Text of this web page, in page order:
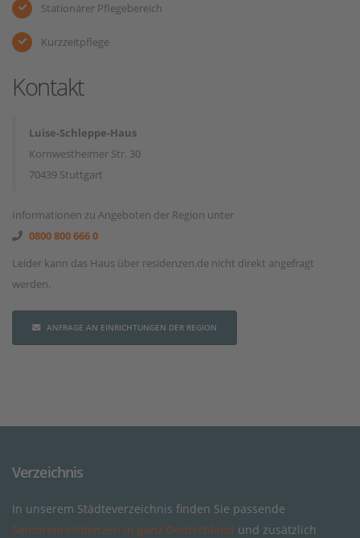
Stationärer Pflegebereich
Kurzzeitpflege
Kontakt
Luise-Schleppe-Haus
Kornwestheimer Str. 30
70439 Stuttgart
Informationen zu Angeboten der Region unter
0800 800 666 0
Leider kann das Haus über residenzen.de nicht direkt angefragt
werden.
ANFRAGE AN EINRICHTUNGEN DER REGION
Verzeichnis
In unserem Städteverzeichnis finden Sie passende
Seniorenresidenzen in ganz Deutschland und zusätzlich